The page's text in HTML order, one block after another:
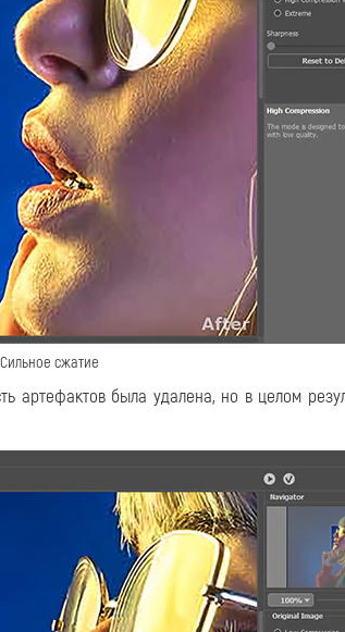
Сильное сжатие
артефактов была удалена, но в целом